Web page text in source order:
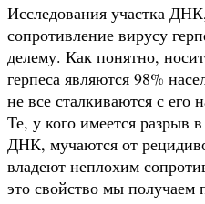
Исследования участка
сопротивление вирусу
делему. Как понятно,
герпеса являются 98%
не все сталкиваются с
Те, у кого имеется разрыв
ДНК, мучаются от
владеют неплохим
это свойство мы